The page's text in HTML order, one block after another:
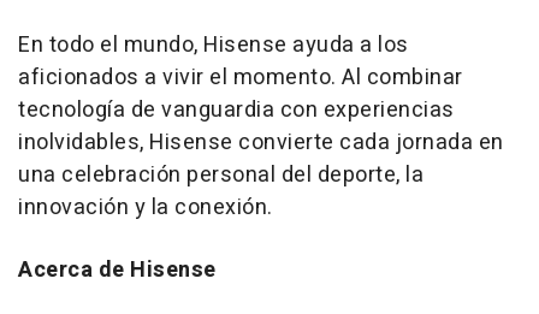
En todo el mundo, Hisense ayuda a los
aficionados a vivir el momento. Al combinar
tecnología de vanguardia con experiencias
inolvidables, Hisense convierte cada jornada en
una celebración personal del deporte, la
innovación y la conexión.
Acerca de Hisense